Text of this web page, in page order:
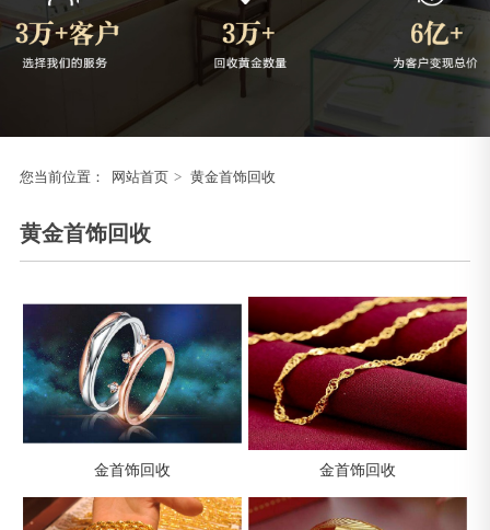
您当前位置： 网站首页 > 黄金首饰回收
黄金首饰回收
金首饰回收 金首饰回收